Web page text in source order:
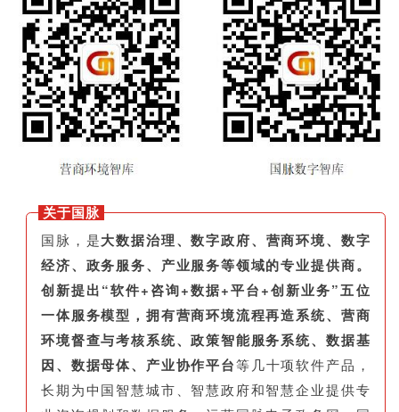
关于国脉
国脉，是大数据治理、数字政府、营商环境、数字
经济、政务服务、产业服务等领域的专业提供商。
创新提出“软件+咨询+数据+平台+创新业务”五位
一体服务模型，拥有营商环境流程再造系统、营商
环境督查与考核系统、政策智能服务系统、数据基
因、数据母体、产业协作平台等几十项软件产品，
长期为中国智慧城市、智慧政府和智慧企业提供专